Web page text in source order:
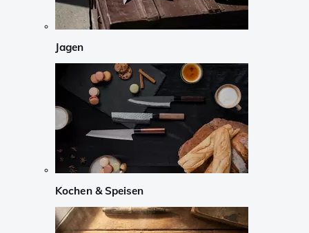
Jagen
Kochen & Speisen